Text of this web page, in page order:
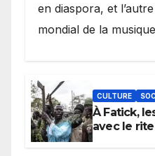
en diaspora, et
mondial de la
CULTURE
À Fatick,
avec le